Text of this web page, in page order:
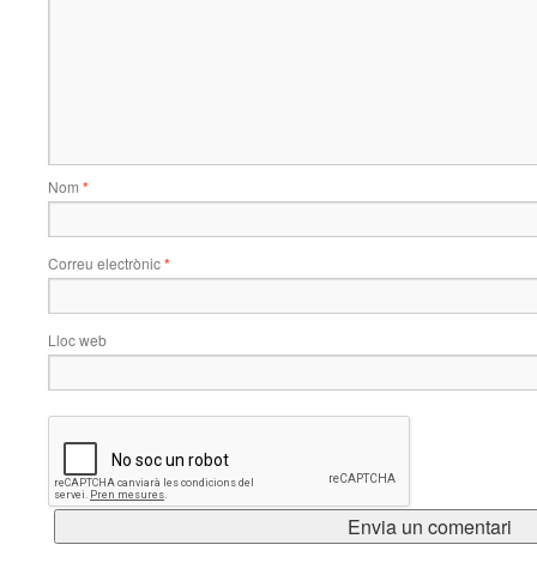
Nom *
Correu electrònic*
Lloc web